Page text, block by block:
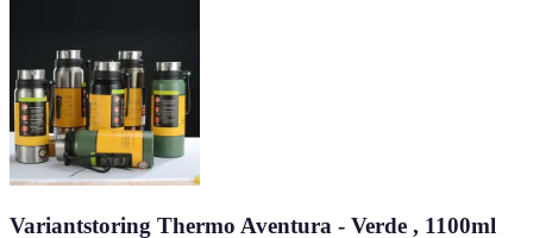
Variantstoring Thermo Aventura - Verde , 1100ml